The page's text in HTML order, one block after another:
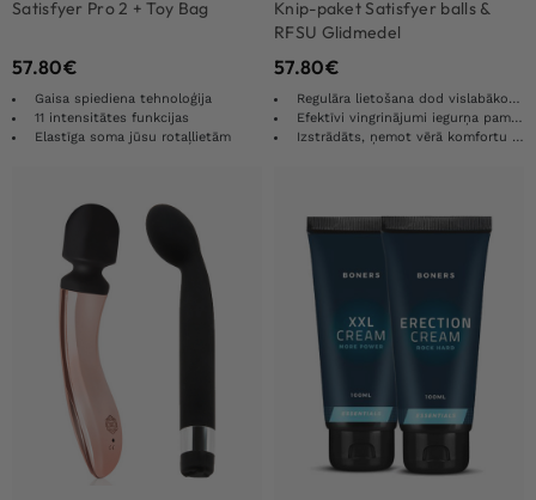
Satisfyer Pro 2 + Toy Bag
57.80€
Gaisa spiediena tehnoloģija
11 intensitātes funkcijas
Elastīga soma jūsu rotaļlietām
Knip-paket Satisfyer balls &
RFSU Glidmedel
57.80€
Regulāra lietošana dod vislabāko rezultātu
Efektīvi vingrinājumi iegurņa pamatnes muskuļiem
Izstrādāts, ņemot vērā komfortu un dizainu